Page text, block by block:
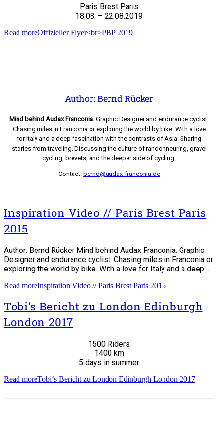
Paris Brest Paris
18.08. – 22.08.2019
Read moreOffizieller Flyer<br>PBP 2019
Author: Bernd Rücker
Mind behind Audax Franconia. Graphic Designer and endurance cyclist.
Chasing miles in Franconia or exploring the world by bike. With a love
for Italy and a deep fascination with the contrasts of Asia. Sharing
stories from traveling. Discussing the culture of randonneuring, gravel
cycling, brevets, and the deeper side of cycling.
Contact: bernd@audax-franconia.de
Inspiration Video // Paris Brest Paris
2015
Author: Bernd Rücker Mind behind Audax Franconia. Graphic
Designer and endurance cyclist. Chasing miles in Franconia or
exploring the world by bike. With a love for Italy and a deep…
Read moreInspiration Video // Paris Brest Paris 2015
Tobi‘s Bericht zu London Edinburgh
London 2017
1500 Riders
1400 km
5 days in summer
Read moreTobi‘s Bericht zu London Edinburgh London 2017